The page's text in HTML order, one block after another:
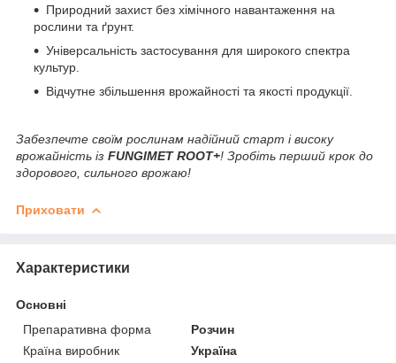
Природний захист без хімічного навантаження на
рослини та ґрунт.
Універсальність застосування для широкого спектра
культур.
Відчутне збільшення врожайності та якості продукції.
Забезпечте своїм рослинам надійний старт і високу
врожайність із FUNGIMET ROOT+! Зробіть перший крок до
здорового, сильного врожаю!
Приховати
Характеристики
Основні
Препаративна форма
Розчин
Країна виробник
Україна